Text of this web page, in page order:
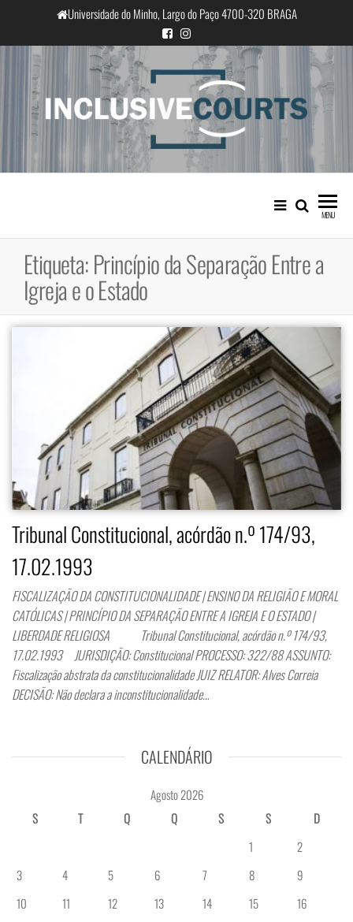
o
conteúdo
Universidade do Minho, Largo do Paço 4700-320 BRAGA
InclusiveCourts
Igualdade e diferença cultural na
prática judicial portuguesa
MENU
Etiqueta:Princípio da Separação Entre a
Igreja e o Estado
Tribunal Constitucional, acórdão n.º 174/93,
17.02.1993
FISCALIZAÇÃO DA CONSTITUCIONALIDADE | ENSINO DA RELIGIÃO E MORAL
CATÓLICAS | PRINCÍPIO DA SEPARAÇÃO ENTRE A IGREJA E O ESTADO |
LIBERDADE RELIGIOSA Tribunal Constitucional, acórdão n.º 174/93,
17.02.1993 JURISDIÇÃO: Constitucional PROCESSO: 322/88 ASSUNTO:
Fiscalização abstrata da constitucionalidade JUIZ RELATOR: Alves Correia
DECISÃO: Não declara a inconstitucionalidade…
CALENDÁRIO
Agosto 2026
S
T Q Q S S
D
1
2
3
4 5 6 7 8
9
10
11 12 13 14 15
16